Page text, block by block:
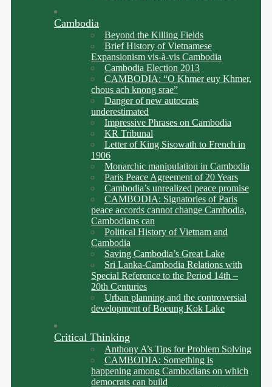
Cambodia
Beyond the Killing Fields
Brief History of Vietnamese
Expansionism vis-à-vis Cambodia
Cambodia Election 2013
CAMBODIA: “O Khmer euy Khmer,
chous ach knong srae”
Danger of new autocrats
underestimated
Impressive Phrases on Cambodia
KR Tribunal
Letter of King Sisowath to French in
1906
Monarchic manipulation in Cambodia
Paris Peace Agreement of 20 Years
Cambodia’s unrealized peace promise
CAMBODIA: Signatories of Paris
peace accords cannot change Cambodia,
Cambodians can
Political History of Vietnam and
Cambodia
Saving Cambodia’s Great Lake
Sri Lanka-Cambodia Relations with
Special Reference to the Period 14th –
20th Centuries
Urban planning and the controversial
development of Boeung Kok Lake
Critical Thinking
Anthony A’s Tips for Problem Solving
CAMBODIA: Something is
happening among Cambodians on which
democrats can build